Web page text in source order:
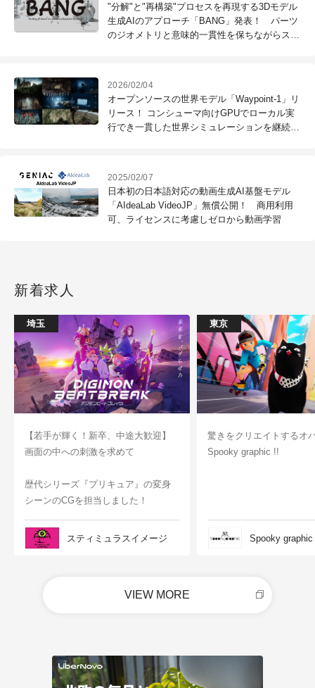
"分解"と"再構築"プロセスを再現する3Dモデル
生成AIのアプローチ「BANG」発表！ パーツ
のジオメトリと意味的一貫性を保ちながらスム
2026/02/04
オープンソースの世界モデル「Waypoint-1」リ
リース！ コンシューマ向けGPUでローカル実
行でき一貫した世界シミュレーションを継続、
2025/02/07
日本初の日本語対応の動画生成AI基盤モデル
「AIdeaLab VideoJP」無償公開！ 商用利用
可、ライセンスに考慮しゼロから動画学習
新着求人
埼玉
【若手が輝く！新卒、中途大歓迎】
画面の中への刺激を求めて
歴代シリーズ『プリキュア』の変身
シーンのCGを担当しました！
スティミュラスイメージ
東京
驚きをクリエイトするオ
Spooky graphic !!
Spooky graphic
VIEW MORE